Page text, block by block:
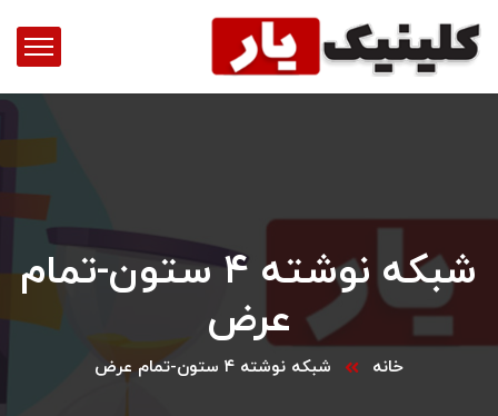
شبکه نوشته ۴ ستون-تمام
عرض
خانه شبکه نوشته ۴ ستون-تمام عرض